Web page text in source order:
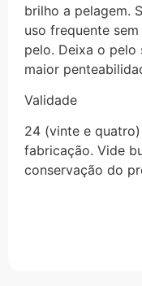
brilho a pelagem.
uso frequente
pelo. Deixa o pelo
maior
Validade
24 (vinte e
fabricação. Vide
conservação do